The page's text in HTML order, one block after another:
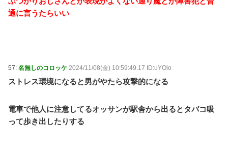
通に言うたらいい
57: 名無しのコロッケ 2024/11/08(金) 10:59:49.17 ID:uYOlo
ストレス環境になると男がやたら攻撃的になる
電車で他人に注意してるオッサンが駅舎から出るとタバコ吸
って歩き出したりする